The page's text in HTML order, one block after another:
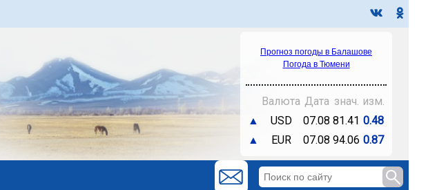
Прогноз погоды в Балашове
Погода в Тюмени
Валюта Дата знач. изм.
▲
USD 07.08 81.41 0.48
▲
EUR 07.08 94.06 0.87